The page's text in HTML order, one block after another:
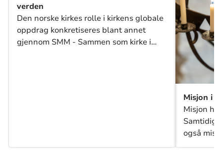
verden
Den norske kirkes rolle i kirkens globale
oppdrag konkretiseres blant annet
gjennom SMM - Sammen som kirke i
Misjon i
Misjon
Samtidig
også
frelsen i